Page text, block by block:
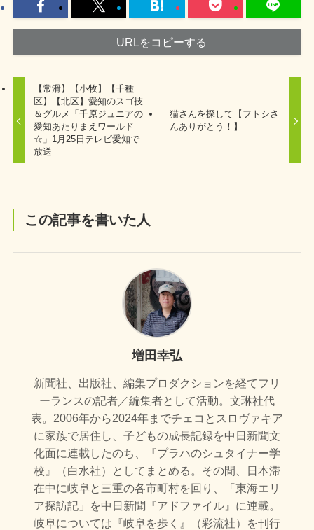
URLをコピーする
【常滑】【小牧】【千種
区】【北区】愛知のスゴ技
＆グルメ「千原ジュニアの
愛知あたりまえワールド
☆」1月25日テレビ愛知で
放送
猫さんを探して【フトシさ
んありがとう！】
この記事を書いた人
増田幸弘
新聞社、出版社、編集プロダクションを経てフリ
ーランスの記者／編集者として活動。文琳社代
表。2006年から2024年までチェコとスロヴァキア
に家族で居住し、子どもの成長記録を中日新聞文
化面に連載したのち、『プラハのシュタイナー学
校』（白水社）としてまとめる。その間、日本滞
在中に岐阜と三重の各市町村を回り、「東海エリ
ア探訪記」を中日新聞『アドファイル』に連載。
岐阜については『岐阜を歩く』（彩流社）を刊行